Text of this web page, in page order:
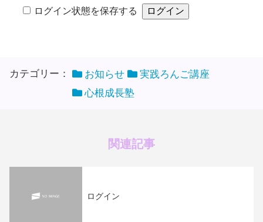
ログイン状態を保存する
カテゴリー： お知らせ
実践ろんご講座
心根成長塾
関連記事
ログイン